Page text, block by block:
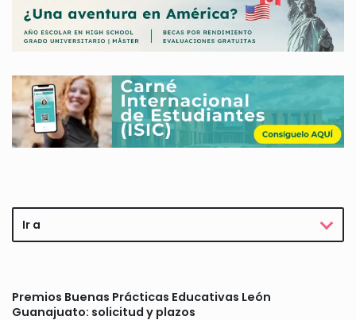
Ir a
Premios Buenas Prácticas Educativas León
Guanajuato: solicitud y plazos